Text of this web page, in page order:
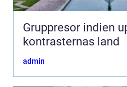
Gruppresor indien upplevelser i
kontrasternas land
admin